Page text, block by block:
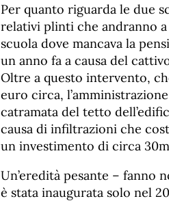
Per quanto riguarda le due
relativi plinti che andranno
scuola dove mancava la
un anno fa a causa del
Oltre a questo intervento,
euro circa,
catramata del tetto
causa di infiltrazioni che
un investimento di circa
Un’eredità pesante – fanno
è stata inaugurata solo nel